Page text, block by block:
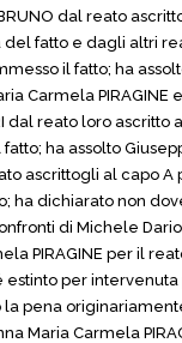
dal reato
del fatto e dagli altri
il fatto; ha
Carmela PIRAGINE
dal reato loro ascritto
ha assolto
ascrittogli al capo A
ha dichiarato non
di Michele Dario
PIRAGINE per il
estinto per
pena
Maria Carmela